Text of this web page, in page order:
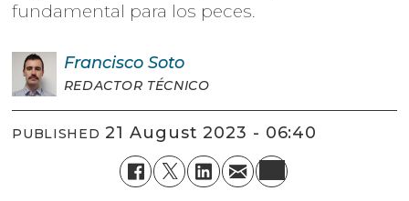
fundamental para los peces.
Francisco Soto
REDACTOR TÉCNICO
PUBLISHED 21 August 2023 - 06:40